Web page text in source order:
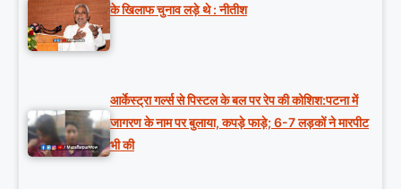
के खिलाफ चुनाव लड़े थे : नीतीश
आर्केस्ट्रा गर्ल्स से पिस्टल के बल पर रेप की कोशिश:पटना में
जागरण के नाम पर बुलाया, कपड़े फाड़े; 6-7 लड़कों ने मारपीट
भी की